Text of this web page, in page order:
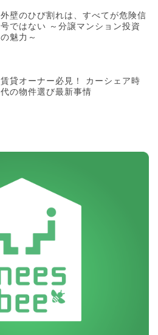
外壁のひび割れは、すべてが危険信
号ではない ～分譲マンション投資
の魅力～
賃貸オーナー必見！ カーシェア時
代の物件選び最新事情